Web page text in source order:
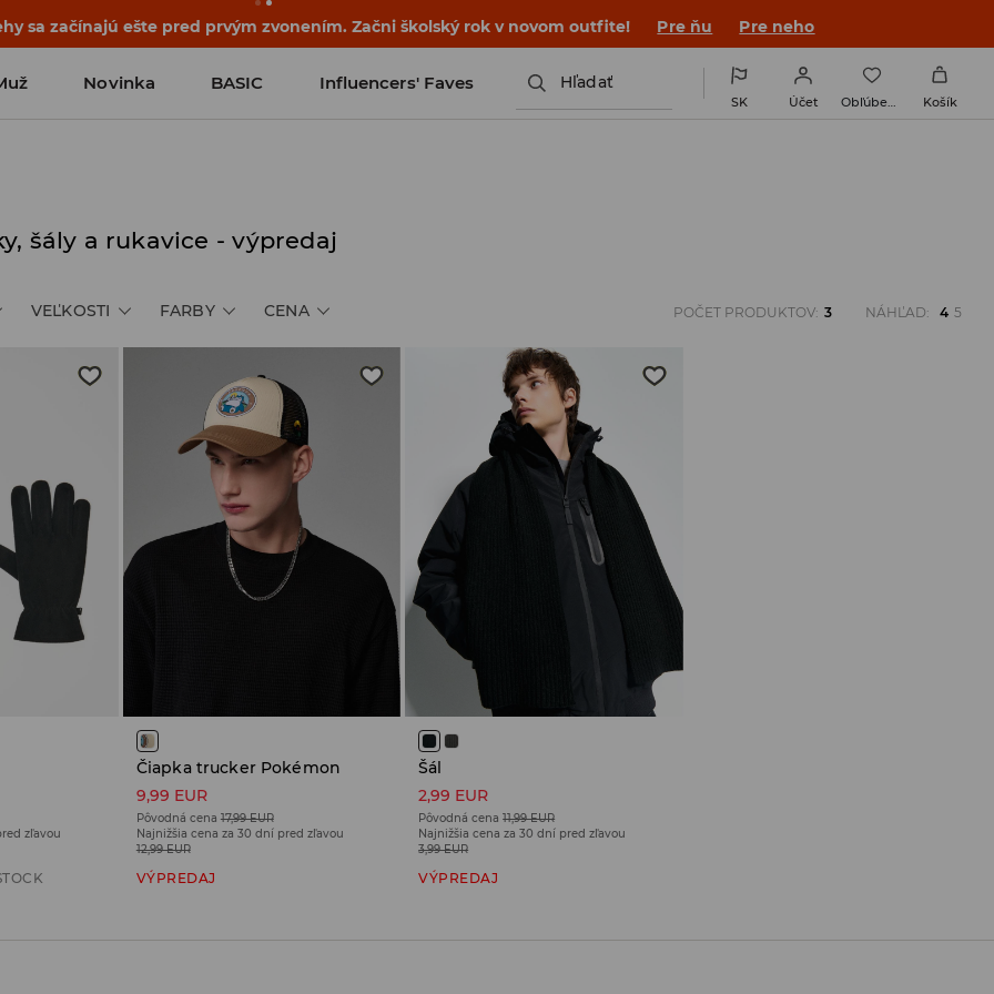
sa začínajú ešte pred prvým zvonením. Začni školský rok v novom outfite! Pre ňu Pre neho
Novinka BASIC Influencers' Faves Hľadať
SK Účet Obľúbené Košík
šály a rukavice - výpredaj
VEĽKOSTI FARBY CENA POČET PRODUKTOV: 3 NÁHĽAD: 4 5
zľavou
Čiapka trucker Pokémon
9,99 EUR
Pôvodná cena 17,99 EUR
Najnižšia cena za 30 dní pred zľavou
12,99 EUR
VÝPREDAJ
Šál
2,99 EUR
Pôvodná cena 11,99 EUR
Najnižšia cena za 30 dní pred zľavou
3,99 EUR
VÝPREDAJ